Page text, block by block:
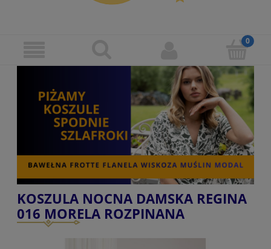
KOSZULA NOCNA DAMSKA REGINA
016 MORELA ROZPINANA